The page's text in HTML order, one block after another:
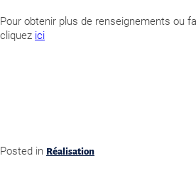
Pour obtenir plus de renseignements ou
cliquez ici
Posted in Réalisation